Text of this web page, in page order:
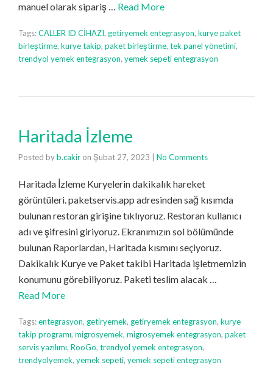
manuel olarak sipariş … Read More
Tags:CALLER ID CİHAZI, getiryemek entegrasyon, kurye paket
birleştirme, kurye takip, paket birleştirme, tek panel yönetimi,
trendyol yemek entegrasyon, yemek sepeti entegrasyon
Haritada İzleme
Posted byb.cakir on Şubat 27, 2023 No Comments
Haritada İzleme Kuryelerin dakikalık hareket
görüntüleri. paketservis.app adresinden sağ kısımda
bulunan restoran girişine tıklıyoruz. Restoran kullanıcı
adı ve şifresini giriyoruz. Ekranımızın sol bölümünde
bulunan Raporlardan, Haritada kısmını seçiyoruz.
Dakikalık Kurye ve Paket takibi Haritada işletmemizin
konumunu görebiliyoruz. Paketi teslim alacak …
Read More
Tags:entegrasyon, getiryemek, getiryemek entegrasyon, kurye
takip programı, migrosyemek, migrosyemek entegrasyon, paket
servis yazılımı, RooGo, trendyol yemek entegrasyon,
trendyolyemek, yemek sepeti, yemek sepeti entegrasyon